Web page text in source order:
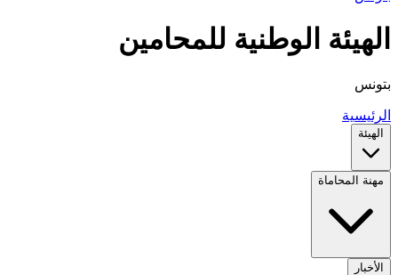
الهيئة الوطنية للمحامين
بتونس
الرئيسية
الهيئة
مهنة المحاماة
الأخبار